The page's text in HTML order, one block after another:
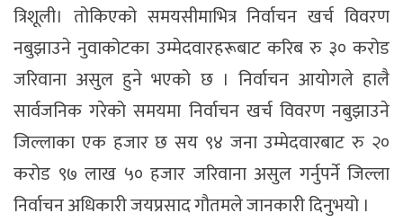
त्रिशूली। तोकिएको समयसीमाभित्र निर्वाचन खर्च विवरण
नबुझाउने नुवाकोटका उम्मेदवारहरूबाट करिब रु ३० करोड
जरिवाना असुल हुने भएको छ । निर्वाचन आयोगले हालै
सार्वजनिक गरेको समयमा निर्वाचन खर्च विवरण नबुझाउने
जिल्लाका एक हजार छ सय ९४ जना उम्मेदवारबाट रु २०
करोड ९७ लाख ५० हजार जरिवाना असुल गर्नुपर्ने जिल्ला
निर्वाचन अधिकारी जयप्रसाद गौतमले जानकारी दिनुभयो ।